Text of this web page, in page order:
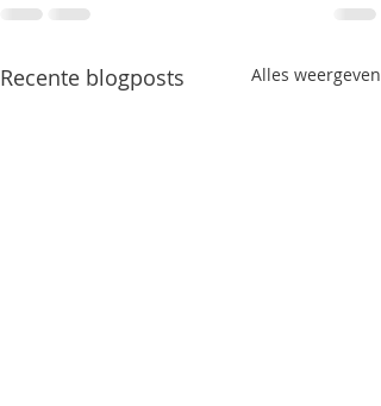
Recente blogposts Alles weergeven